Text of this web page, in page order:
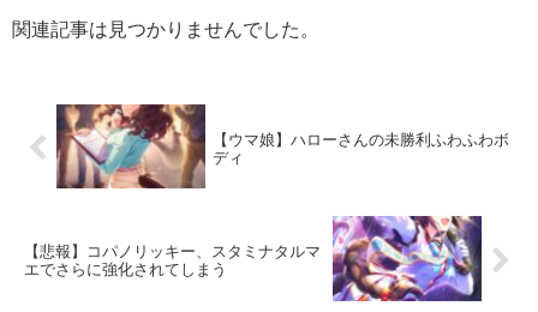
関連記事は見つかりませんでした。
【ウマ娘】ハローさんの未勝利ふわふわボ
ディ
【悲報】コパノリッキー、スタミナタルマ
エでさらに強化されてしまう